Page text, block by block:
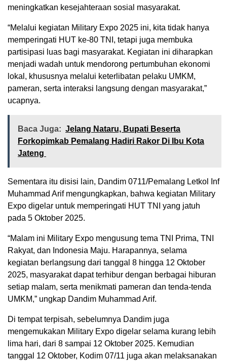
meningkatkan kesejahteraan sosial masyarakat.
“Melalui kegiatan Military Expo 2025 ini, kita tidak hanya
memperingati HUT ke-80 TNI, tetapi juga membuka
partisipasi luas bagi masyarakat. Kegiatan ini diharapkan
menjadi wadah untuk mendorong pertumbuhan ekonomi
lokal, khususnya melalui keterlibatan pelaku UMKM,
pameran, serta interaksi langsung dengan masyarakat,”
ucapnya.
Baca Juga: Jelang Nataru, Bupati Beserta
Forkopimkab Pemalang Hadiri Rakor Di Ibu Kota
Jateng
Sementara itu disisi lain, Dandim 0711/Pemalang Letkol Inf
Muhammad Arif mengungkapkan, bahwa kegiatan Military
Expo digelar untuk memperingati HUT TNI yang jatuh
pada 5 Oktober 2025.
“Malam ini Military Expo mengusung tema TNI Prima, TNI
Rakyat, dan Indonesia Maju. Harapannya, selama
kegiatan berlangsung dari tanggal 8 hingga 12 Oktober
2025, masyarakat dapat terhibur dengan berbagai hiburan
setiap malam, serta menikmati pameran dan tenda-tenda
UMKM,” ungkap Dandim Muhammad Arif.
Di tempat terpisah, sebelumnya Dandim juga
mengemukakan Military Expo digelar selama kurang lebih
lima hari, dari 8 sampai 12 Oktober 2025. Kemudian
tanggal 12 Oktober, Kodim 07/11 juga akan melaksanakan